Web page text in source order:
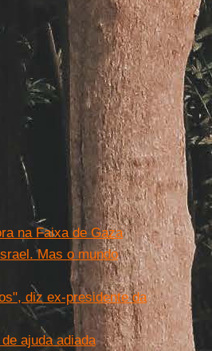
na Faixa de Gaza
Mas o mundo
diz ex-presidente da
ajuda adiada